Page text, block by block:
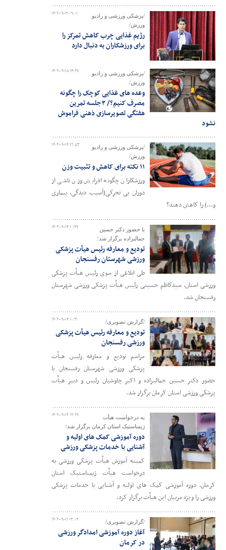
۱۴۰۲-۰۹-۲۱ ۰۹:۰۱
/پزشکی ورزشی و رادیو
ورزش/
رژیم غذایی چرب کاهش تمرکز را
برای ورزشکاران به دنبال دارد
۱۴۰۲-۰۹-۱۸ ۱۴:۲۷
/پزشکی ورزشی و رادیو
ورزش/
وعده های غذایی کوچک را چگونه
مصرف کنیم؟/ ۳جلسه تمرین
هفتگی تصویرسازی ذهنی فراموش
نشود
۱۴۰۲-۰۹-۱۴ ۱۲:۵۳
/پزشکی ورزشی و رادیو
ورزش/
۱۱ نکته برای کاهش و تثبیت وزن
ورزشکاران چگونه افزایش وزن ناشی از
دوران بی تحرکی(آسیب دیدگی، بیماری
و...) را کاهش دهند؟
۱۴۰۲-۰۹-۱۴ ۱۰:۴۷
با حضور دکتر حسین
جمالیزاده برگزار شد؛
تودیع و معارفه رئیس هیأت پزشکی
ورزشی شهرستان رفسنجان
طی ابلاغی از سوی رئیس هیأت پزشکی
ورزشی استان، سیدکاظم حسینی رئیس هیأت پزشکی ورزشی شهرستان
رفسنجان شد.
۱۴۰۲-۰۹-۱۴ ۱۰:۲۱ /گزارش تصویری/
تودیع و معارفه رئیس هیأت پزشکی
ورزشی رفسنجان
مراسم تودیع و معارفه رئیس هیأت
پزشکی ورزشی شهرستان رفسنجان با
حضور دکتر حسین جمالیزاده و اکبر چاوشیان رئیس و دبیر هیأت
پزشکی ورزشی استان کرمان برگزار شد.
۱۴۰۲-۰۹-۱۲ ۱۲:۲۷
به درخواست هیأت
ژیمناستیک استان کرمان برگزار شد؛
دوره آموزشی کمک های اولیه و
آشنایی با خدمات پزشکی ورزشی
کمیته آموزش هیأت پزشکی ورزشی به
درخواست هیأت ژیمناستیک استان
کرمان، دوره آموزشی کمک های اولیه و آشنایی با خدمات پزشکی
ورزشی را ویژه مربیان این هیأت برگزار کرد.
۱۴۰۲-۰۹-۱۱ ۱۳:۰۳ /گزارش تصویری/
آغاز دوره آموزشی امدادگر ورزشی
در کرمان